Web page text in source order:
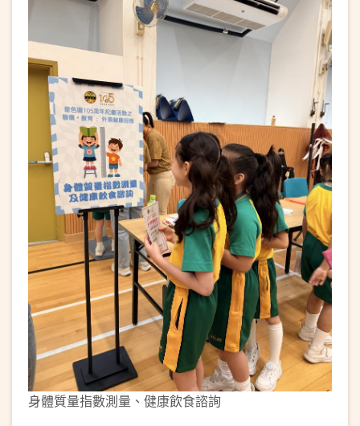
身體質量指數測量、健康飲食諮詢